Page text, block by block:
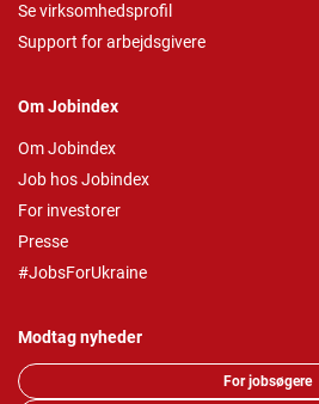
Se virksomhedsprofil
Support for arbejdsgivere
Om Jobindex
Om Jobindex
Job hos Jobindex
For investorer
Presse
#JobsForUkraine
Modtag nyheder
For jobsøgere